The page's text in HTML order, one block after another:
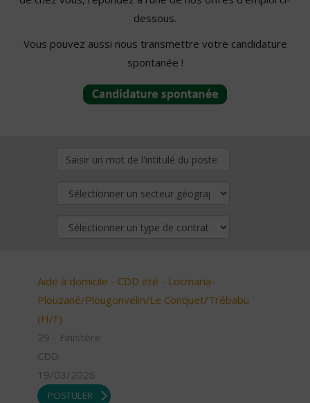
dessous.
Vous pouvez aussi nous transmettre votre candidature
spontanée !
Aide à domicile - CDD été - Locmaria-
Plouzané/Plougonvelin/Le Conquet/Trébabu
(H/F)
29 - Finistère
CDD
19/03/2026
POSTULER